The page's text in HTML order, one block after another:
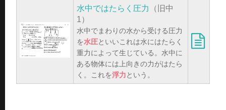
水中ではたらく圧力
（旧中
1）
水中でまわりの水から受ける圧力
を水圧といいこれは水にはたらく
重力によって生じている。水中に
ある物体には上向きの力がはたら
く。これを浮力という。